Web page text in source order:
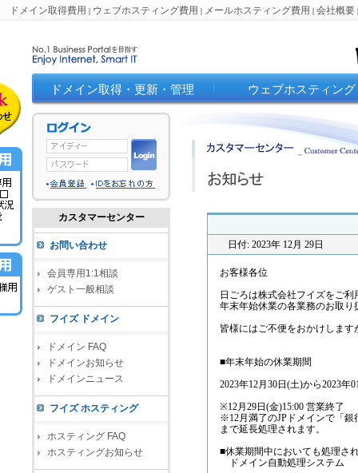
ドメイン取得費用 | ウェブホスティング費用 | メールホスティング費用 | 会社概要
ドメイン取得・更新・管理 ウェブホスティング
カスタマーセンター
お問い合わせ
会員専用1:1相談
ゲスト一般相談
フイズ ドメイン
ドメイン FAQ
ドメインお知らせ
ドメインニュース
フイズ ホスティング
ホスティング FAQ
ホスティングお知らせ
日付: 2023年 12月 29日
お客様各位
日ごろは株式会社フイズをご
年末年始休業の各業務のお取
皆様にはご不便をおかけしま
■年末年始の休業期間
2023年12月30日(土)から2023年
※12月29日(金)15:00 営業終了
※12月満了のJPドメインで「銀
まで延長処理されます。
■休業期間中においても処理さ
ドメイン自動処理システム